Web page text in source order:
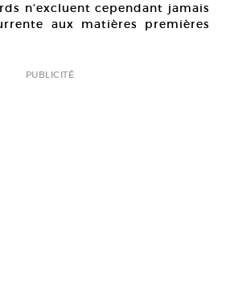
n’excluent cependant jamais
aux matières premières
PUBLICITÉ